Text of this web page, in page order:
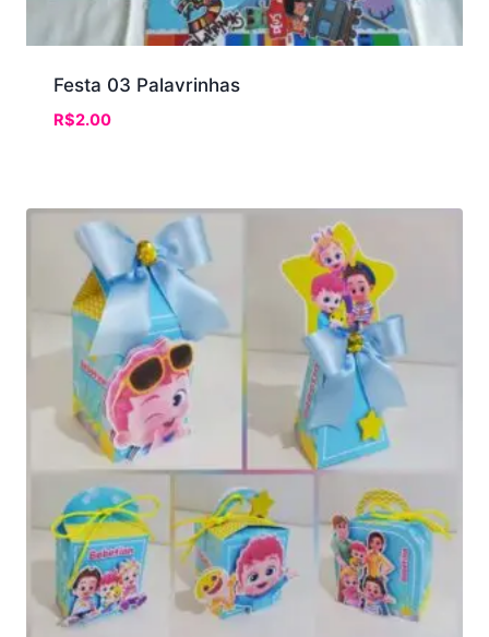
Festa 03 Palavrinhas
R$2.00